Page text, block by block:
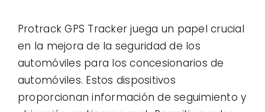
Protrack GPS Tracker juega un papel crucial
en la mejora de la seguridad de los
automóviles para los concesionarios de
automóviles. Estos dispositivos
proporcionan información de seguimiento y